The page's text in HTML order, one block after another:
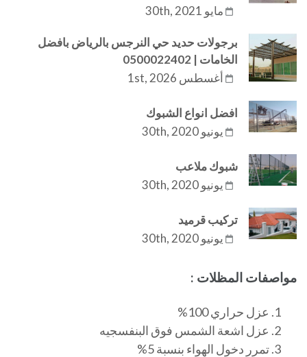
مايو 30th, 2021
برجولات حديد حي النرجس بالرياض بافضل
الخامات | 0500022402
أغسطس 1st, 2026
افضل انواع الشبوك
يونيو 30th, 2020
شبوك ملاعب
يونيو 30th, 2020
تركيب قرميد
يونيو 30th, 2020
مواصفات المظلات :
عزل حراري 100%
عزل اشعة الشمس فوق البنفسجيه
تمرر دخول الهواء بنسبة 5%